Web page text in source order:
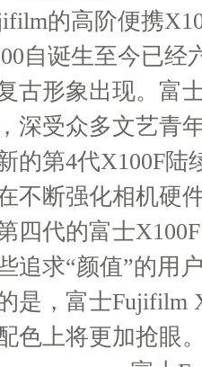
的高阶便携
自诞生至今已经
古形象出现。富
深受众多文艺青
的第4代X100F
不断强化相机硬
四代的富士
追求“颜值”的用
是，富士Fujifilm
色上将更加抢眼